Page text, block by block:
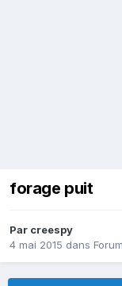
forage puit
Par creespy
4 mai 2015 dans